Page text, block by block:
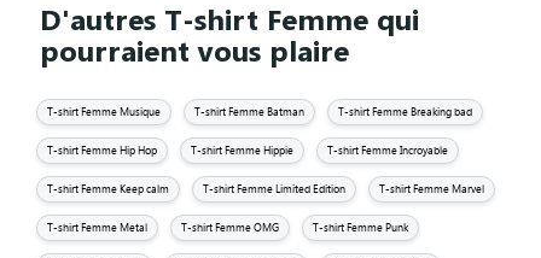
D'autres T-shirt Femme qui
pourraient vous plaire
T-shirt Femme Musique T-shirt Femme Batman T-shirt Femme Breaking bad
T-shirt Femme Hip Hop T-shirt Femme Hippie T-shirt Femme Incroyable
T-shirt Femme Keep calm T-shirt Femme Limited Edition T-shirt Femme Marvel
T-shirt Femme Metal T-shirt Femme OMG T-shirt Femme Punk